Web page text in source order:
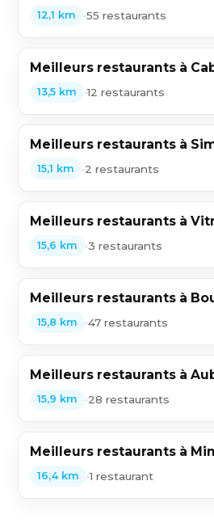
12,1 km •55 restaurants
Meilleurs restaurants à
13,5 km •12 restaurants
Meilleurs restaurants à
15,1 km •2 restaurants
Meilleurs restaurants à
15,6 km •3 restaurants
Meilleurs restaurants à
15,8 km •47 restaurants
Meilleurs restaurants à
15,9 km •28 restaurants
Meilleurs restaurants à
16,4 km •1 restaurant